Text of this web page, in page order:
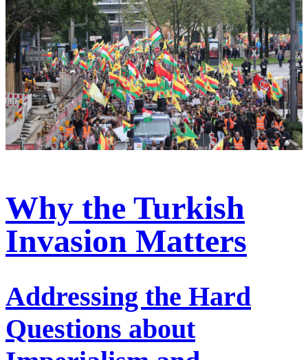
Why the Turkish
Invasion Matters
Addressing the Hard
Questions about